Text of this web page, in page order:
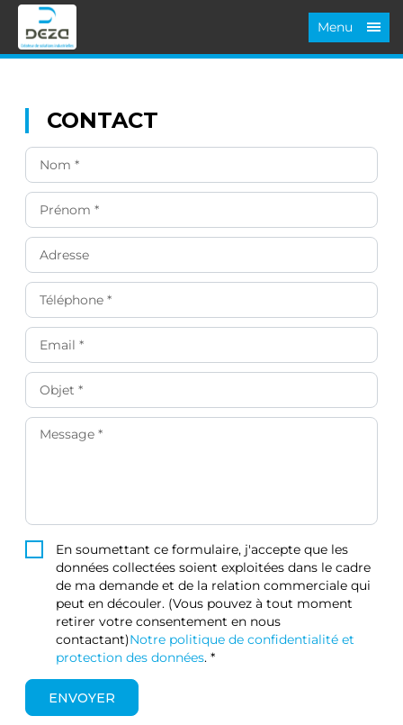
Menu
CONTACT
En soumettant ce formulaire, j'accepte que les
données collectées soient exploitées dans le cadre
de ma demande et de la relation commerciale qui
peut en découler. (Vous pouvez à tout moment
retirer votre consentement en nous
contactant)Notre politique de confidentialité et
protection des données. *